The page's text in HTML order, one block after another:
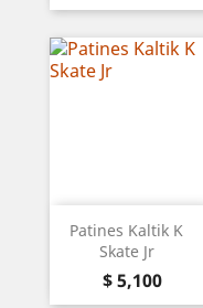
Patines Kaltik K
Skate Jr
Precio
$ 5,100